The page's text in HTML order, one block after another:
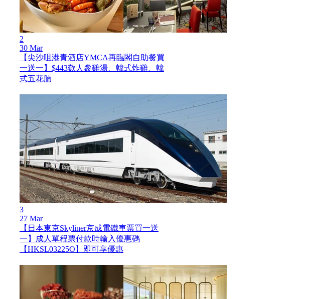
2
30 Mar
【尖沙咀港青酒店YMCA再臨閣自助餐買
一送一】$443歎人參雞湯、韓式炸雞、韓
式五花腩
3
27 Mar
【日本東京Skyliner京成電鐵車票買一送
一】成人單程票付款時輸入優惠碼
【HKSL03225O】即可享優惠